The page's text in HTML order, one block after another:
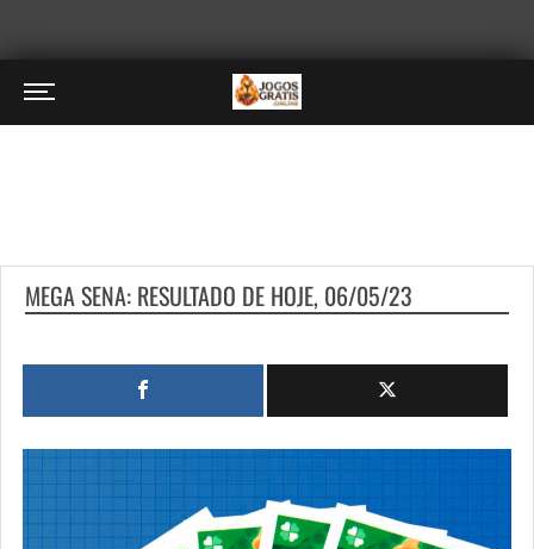
MEGA SENA: RESULTADO DE HOJE, 06/05/23